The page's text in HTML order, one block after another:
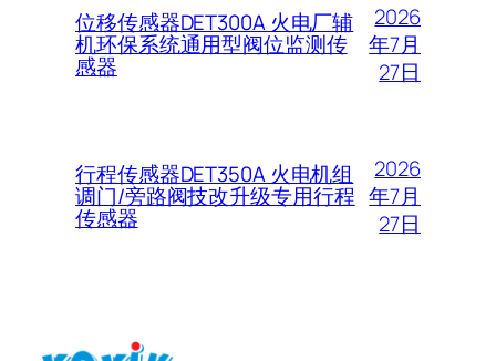
位移传感器DET300A 火电厂辅
机环保系统通用型阀位监测传
感器
2026
年7月
27日
行程传感器DET350A 火电机组
调门/旁路阀技改升级专用行程
传感器
2026
年7月
27日